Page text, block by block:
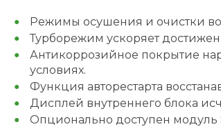
Режимы осушения и очистки
Турборежим ускоряет
Антикоррозийное покрытие
условиях.
Функция авторестарта
Дисплей внутреннего блока
Опционально доступен модуль